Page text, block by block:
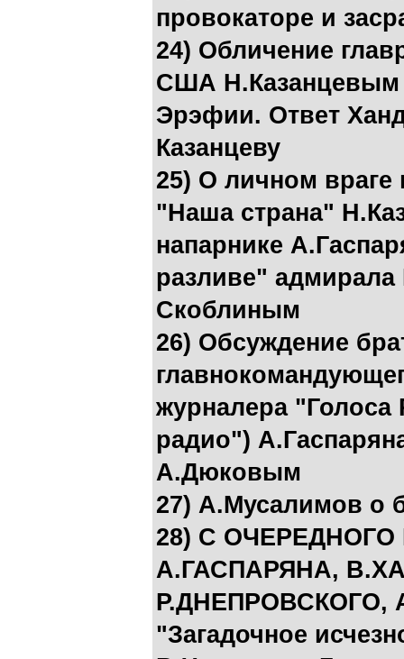
провокаторе и
24) Обличение
США Н.Казанцевым
Эрэфии. Ответ
Казанцеву
25) О личном враге
"Наша страна"
напарнике
разливе" адмирала
Скоблиным
26) Обсуждение
журналера "Голоса
радио")
А.Дюковым
27) А.Мусалимов о
28) С
А.ГАСПАРЯНА,
Р.ДНЕПРОВСКОГО,
"Загадочное